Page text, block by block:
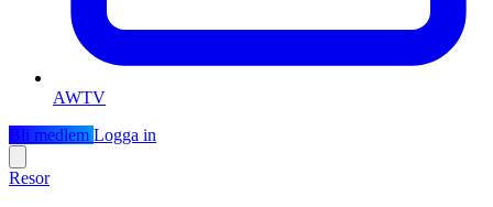
AWTV
Bli medlem Logga in
Resor